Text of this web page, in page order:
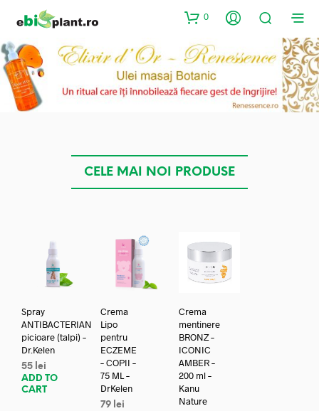
0
CELE MAI NOI PRODUSE
Spray
ANTIBACTERIAN
picioare (talpi) –
Dr.Kelen
55 lei
ADD TO
CART
Crema
Lipo
pentru
ECZEME
– COPII –
75 ML –
DrKelen
79 lei
Crema
mentinere
BRONZ –
ICONIC
AMBER –
200 ml –
Kanu
Nature